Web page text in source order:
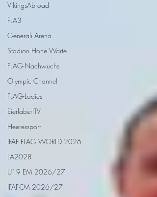
VikingsAbroad
FLA3
Generali Arena
Stadion Hohe Warte
FLAG-Nachwuchs
Olympic Channel
FLAG-Ladies
EierlaberlTV
Heeressport
IFAF FLAG WORLD 2026
LA2028
U19 EM 2026/27
IFAF-EM 2026/27